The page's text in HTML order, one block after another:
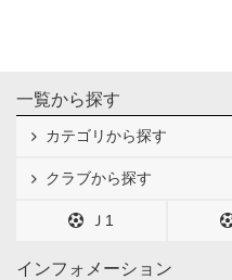
一覧から探す
カテゴリから探す
クラブから探す
Ｊ1
インフォメーション